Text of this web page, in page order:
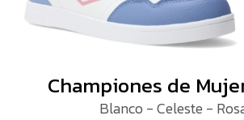
Championes de
Blanco - Celeste -